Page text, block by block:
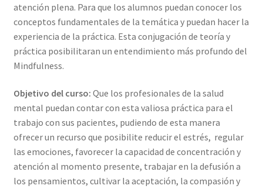
atención plena. Para que los alumnos puedan conocer los
conceptos fundamentales de la temática y puedan hacer la
experiencia de la práctica. Esta conjugación de teoría y
práctica posibilitaran un entendimiento más profundo del
Mindfulness.
Objetivo del curso: Que los profesionales de la salud
mental puedan contar con esta valiosa práctica para el
trabajo con sus pacientes, pudiendo de esta manera
ofrecer un recurso que posibilite reducir el estrés, regular
las emociones, favorecer la capacidad de concentración y
atención al momento presente, trabajar en la defusión a
los pensamientos, cultivar la aceptación, la compasión y